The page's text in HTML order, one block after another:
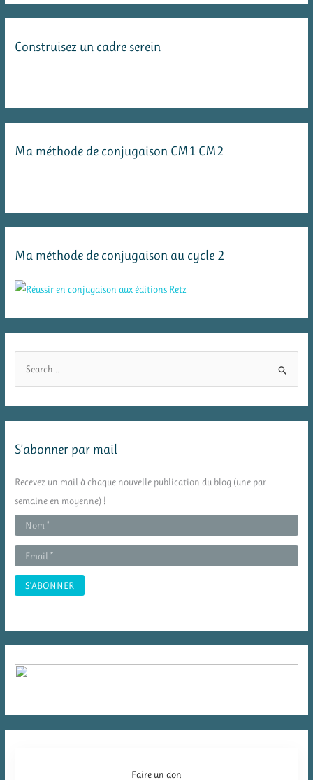
Construisez un cadre serein
Ma méthode de conjugaison CM1 CM2
Ma méthode de conjugaison au cycle 2
r
:
S’abonner par mail
Recevez un mail à chaque nouvelle publication du blog (une par
semaine en moyenne) !
Faire un don